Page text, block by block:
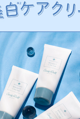
ーンアップ※1
る方に
ても
リーム≫